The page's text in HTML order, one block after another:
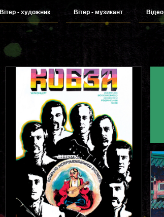
Вітер - художник Вітер - музикант Відео